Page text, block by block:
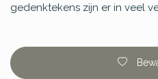
gedenktekens zijn er in veel